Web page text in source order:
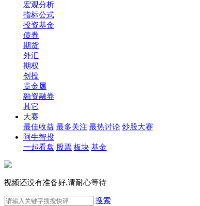
宏观分析
指标公式
投资基金
债券
期货
外汇
期权
创投
贵金属
融资融券
其它
大赛
最佳收益 最多关注 最热讨论 炒股大赛
阿牛智投
一起看盘 股票 板块 基金
视频还没有准备好,请耐心等待
搜索